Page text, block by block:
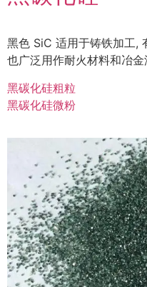
黑色 SiC 适用于铸铁加工,
也广泛用作耐火材料和冶金
黑碳化硅粗粒
黑碳化硅微粉